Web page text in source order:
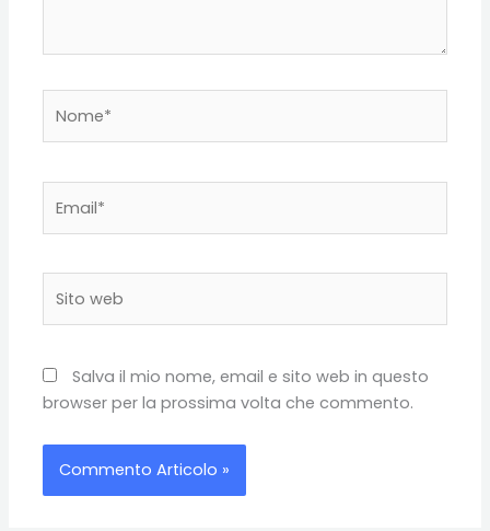
web
Salva il mio nome, email e sito web in questo
browser per la prossima volta che commento.